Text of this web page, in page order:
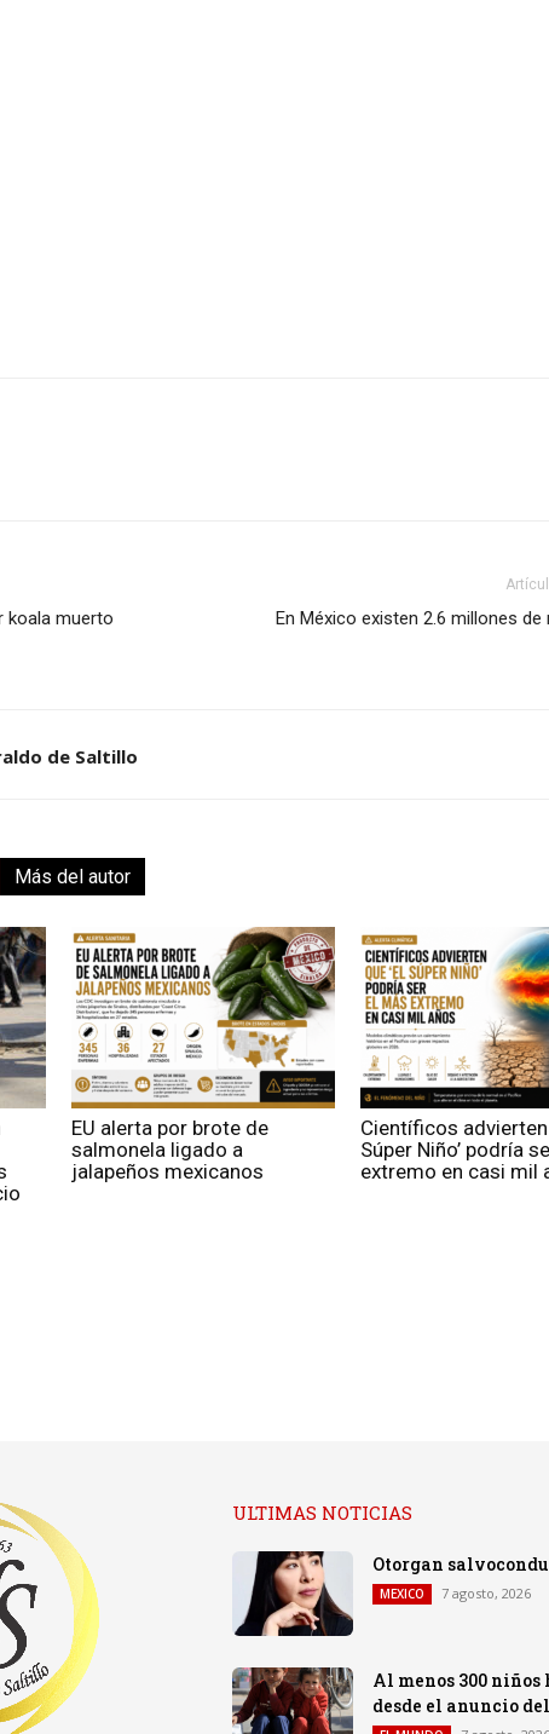
koala muerto
En México existen 2.6 millones de
de Saltillo
Más del autor
EU alerta por brote de
salmonela ligado a
jalapeños mexicanos
Científicos advierten
Súper Niño’ podría
extremo en casi mil
ULTIMAS NOTICIAS
Otorgan
MEXICO 7 agosto, 2026
Al menos 300 niños
desde el anuncio